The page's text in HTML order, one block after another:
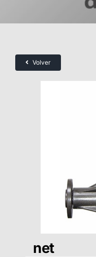
Volver
net